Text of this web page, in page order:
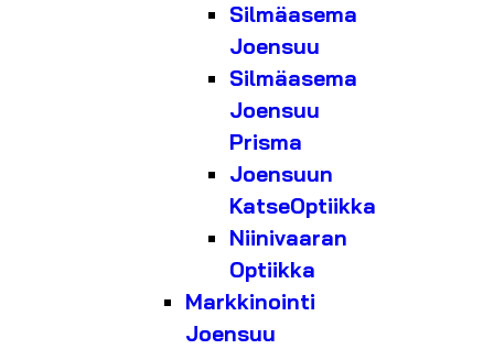
Silmäasema
Joensuu
Silmäasema
Joensuu
Prisma
Joensuun
KatseOptiikka
Niinivaaran
Optiikka
Markkinointi
Joensuu